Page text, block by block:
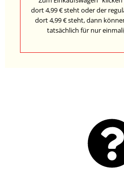
dort 4,99 € steht oder der
dort 4,99 € steht, dann
tatsächlich für nur